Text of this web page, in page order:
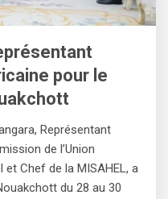
pour le
Représentant
de l’Union
Chef de la MISAHEL, a
du 28 au 30